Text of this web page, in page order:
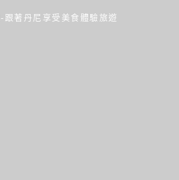
跟著丹尼享受美食體驗旅遊